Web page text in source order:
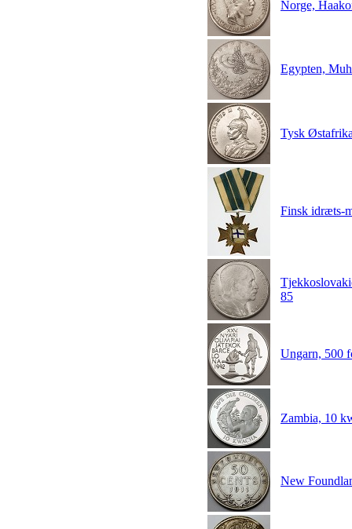
Norge,
Egypten,
Tysk
Finsk idræts-
85
Ungarn, 500
Zambia, 10
New